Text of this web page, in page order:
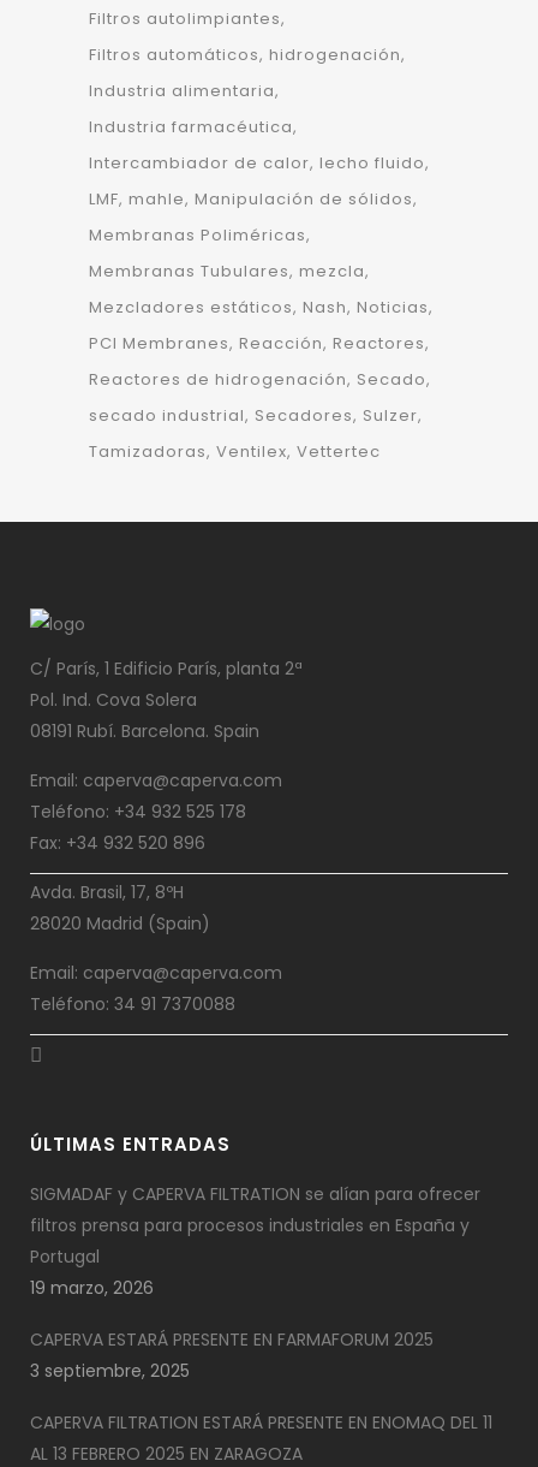
Filtros autolimpiantes
Filtros automáticos hidrogenación
Industria alimentaria
Industria farmacéutica
Intercambiador de calor lecho fluido
LMF mahle Manipulación de sólidos
Membranas Poliméricas
Membranas Tubulares mezcla
Mezcladores estáticos Nash Noticias
PCI Membranes Reacción Reactores
Reactores de hidrogenación Secado
secado industrial Secadores Sulzer
Tamizadoras Ventilex Vettertec
C/ París, 1 Edificio París, planta 2ª
Pol. Ind. Cova Solera
08191 Rubí. Barcelona. Spain
Email: caperva@caperva.com
Teléfono: +34 932 525 178
Fax: +34 932 520 896
Avda. Brasil, 17, 8ºH
28020 Madrid (Spain)
Email: caperva@caperva.com
Teléfono: 34 91 7370088
ÚLTIMAS ENTRADAS
SIGMADAF y CAPERVA FILTRATION se alían para ofrecer
filtros prensa para procesos industriales en España y
Portugal
19 marzo, 2026
CAPERVA ESTARÁ PRESENTE EN FARMAFORUM 2025
3 septiembre, 2025
CAPERVA FILTRATION ESTARÁ PRESENTE EN ENOMAQ DEL 11
AL 13 FEBRERO 2025 EN ZARAGOZA